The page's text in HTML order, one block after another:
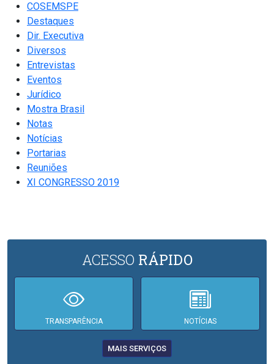
COSEMSPE
Destaques
Dir. Executiva
Diversos
Entrevistas
Eventos
Jurídico
Mostra Brasil
Notas
Notícias
Portarias
Reuniões
XI CONGRESSO 2019
ACESSO RÁPIDO
TRANSPARÊNCIA NOTÍCIAS
MAIS SERVIÇOS